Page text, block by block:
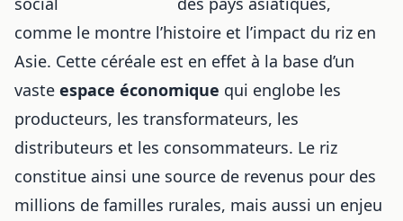
comme le montre l’histoire et l’impact du riz en
Asie. Cette céréale est en effet à la base d’un
vaste espace économique qui englobe les
producteurs, les transformateurs, les
distributeurs et les consommateurs. Le riz
constitue ainsi une source de revenus pour des
millions de familles rurales, mais aussi un enjeu